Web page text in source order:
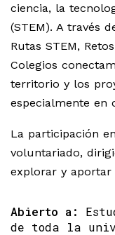
ciencia, la
(STEM). A través
Rutas STEM,
Colegios
territorio y los
especialmente en
La participación
voluntariado,
explorar y aportar
Abierto a:
de toda la